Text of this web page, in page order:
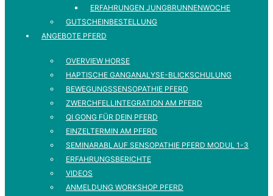
ERFAHRUNGEN JUNGBRUNNENWOCHE
GUTSCHEINBESTELLUNG
ANGEBOTE PFERD
OVERVIEW HORSE
HAPTISCHE GANGANALYSE-BLICKSCHULUNG
BEWEGUNGSSENSOPATHIE PFERD
ZWERCHFELLINTEGRATION AM PFERD
QI GONG FÜR DEIN PFERD
EINZELTERMIN AM PFERD
SEMINARABLAUF SENSOPATHIE PFERD MODUL 1-3
ERFAHRUNGSBERICHTE
VIDEOS
ANMELDUNG WORKSHOP PFERD